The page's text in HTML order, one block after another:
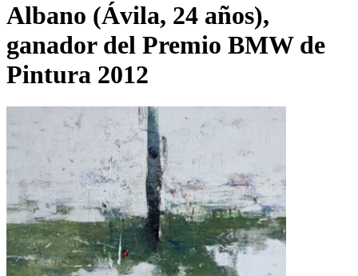
Albano (Ávila, 24 años),
ganador del Premio BMW de
Pintura 2012